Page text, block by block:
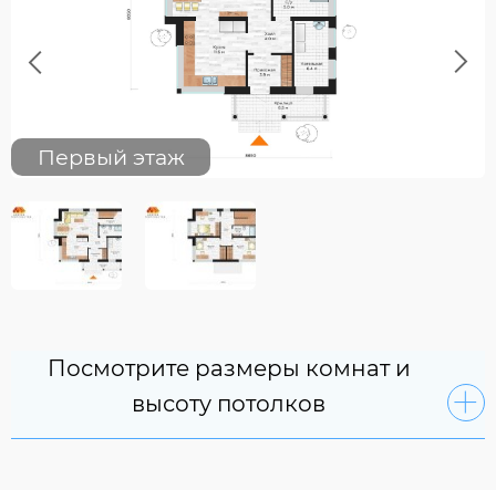
Previous
Первый этаж
Next
Посмотрите размеры комнат и
высоту потолков